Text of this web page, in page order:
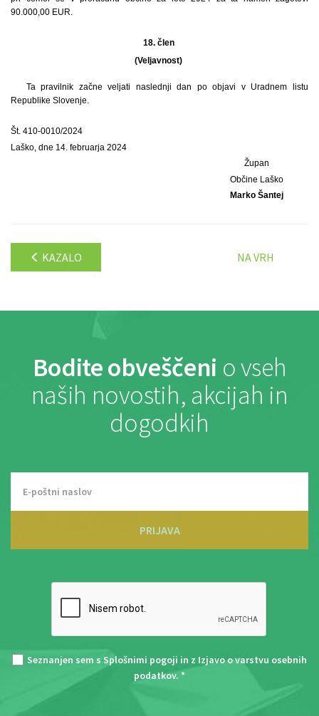
90.000,00 EUR.
18. člen
(Veljavnost)
Ta pravilnik začne veljati naslednji dan po objavi v Uradnem listu
Republike Slovenje.
Št. 410-0010/2024
Laško, dne 14. februarja 2024
Župan
Občine Laško
Marko Šantej
KAZALO NA VRH
Bodite obveščeni o vseh
naših novostih, akcijah in
dogodkih
PRIJAVA
Seznanjen sem s Splošnimi pogoji in z Izjavo o varstvu osebnih
podatkov. *